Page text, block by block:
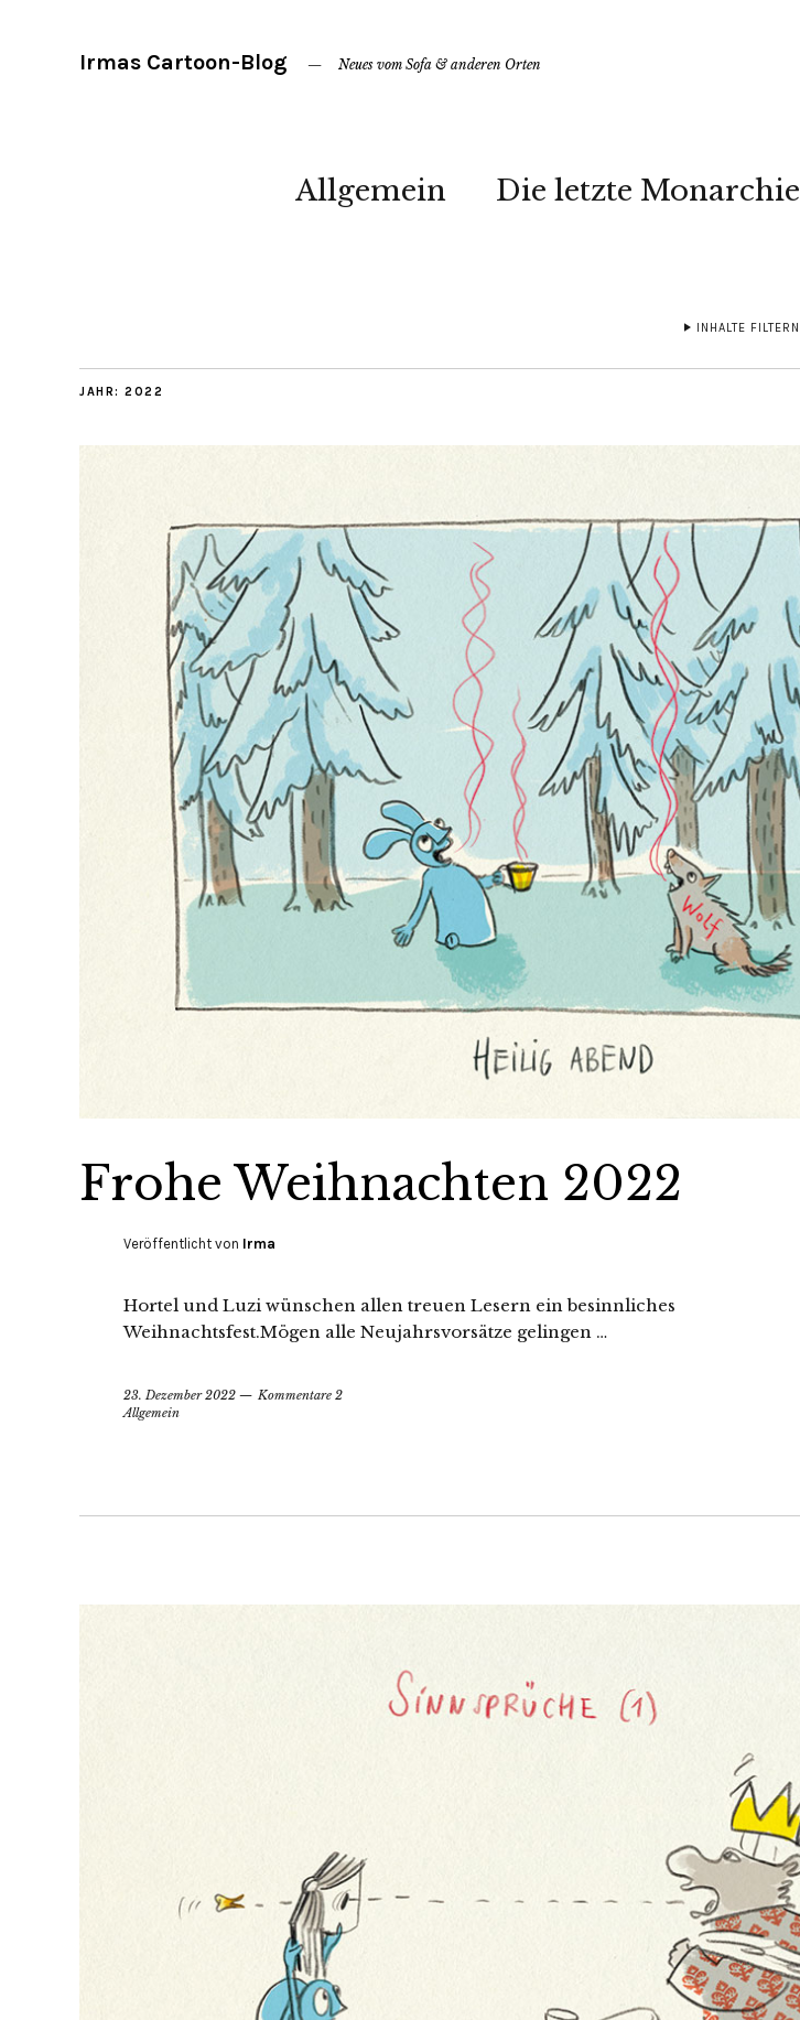
Irmas Cartoon-Blog Neues vom Sofa & anderen Orten
Allgemein Die letzte Monarchie
INHALTE FILTERN
JAHR: 2022
Frohe Weihnachten 2022
Veröffentlicht von Irma
Hortel und Luzi wünschen allen treuen Lesern ein besinnliches
Weihnachtsfest.Mögen alle Neujahrsvorsätze gelingen …
23. Dezember 2022
Kommentare 2
Allgemein